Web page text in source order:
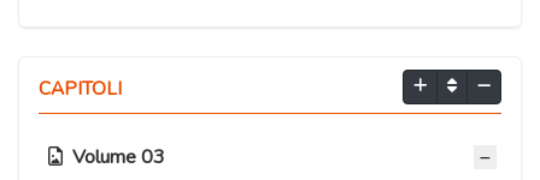
CAPITOLI
Volume 03